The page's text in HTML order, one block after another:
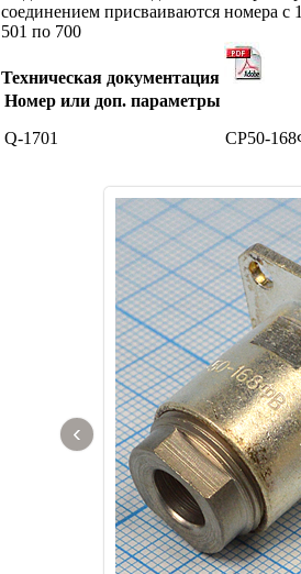
соединением присваиваются номера с
501 по 700
Техническая документация
Номер или доп. параметры
Q-1701
СР50-
‹